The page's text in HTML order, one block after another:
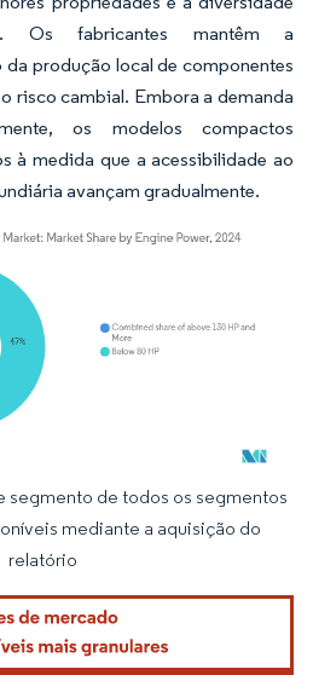
Os fabricantes mantêm a
produção local de componentes
risco cambial. Embora a demanda
os modelos compactos
à medida que a acessibilidade ao
avançam gradualmente.
reuso requer atribuição conforme CC BY 4.0.
segmento de todos os segmentos
mediante a aquisição do
relatório